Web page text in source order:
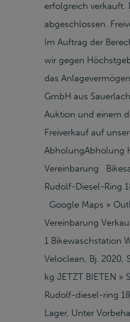
erfolgreich verkauft.
abgeschlossen.
Im Auftrag der
wir gegen
das
GmbH aus
Auktion und einem
Freiverkauf auf
AbholungAbholung
Vereinbarung
Rudolf-Diesel-Ring
Google Maps »
Vereinbarung
1 Bikewaschstation
Veloclean, Bj. 2020,
kg JETZT BIETEN »
Rudolf-diesel-ring
Lager, Unter